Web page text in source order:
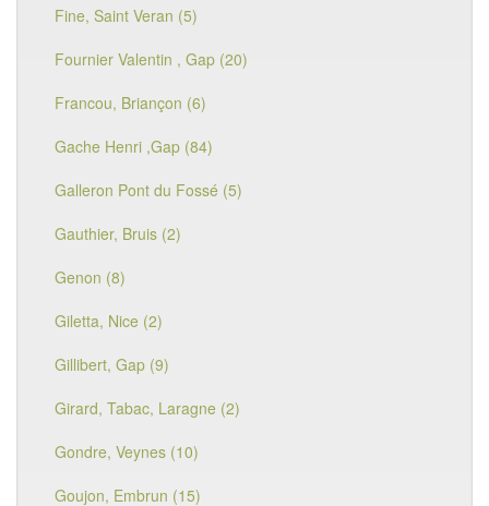
Fine, Saint Veran (5)
Fournier Valentin , Gap (20)
Francou, Briançon (6)
Gache Henri ,Gap (84)
Galleron Pont du Fossé (5)
Gauthier, Bruis (2)
Genon (8)
Giletta, Nice (2)
Gillibert, Gap (9)
Girard, Tabac, Laragne (2)
Gondre, Veynes (10)
Goujon, Embrun (15)